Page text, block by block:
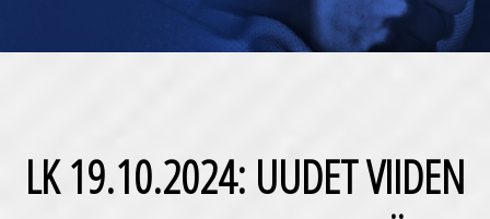
LK 19.10.2024: UUDET VIIDEN